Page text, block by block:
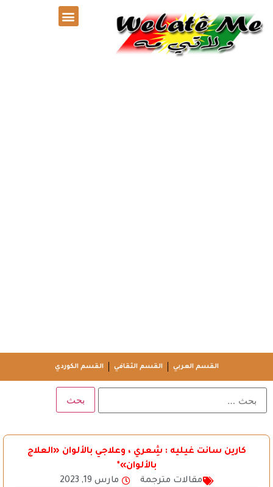
القسم العربي القسم الثقافي القسم الكوردي
كارين سانت غيليه : شِعري ، وعلاجي بالألوان «العلاج
بالألوان»*
مقالات مترجمة
مارس 19, 2023